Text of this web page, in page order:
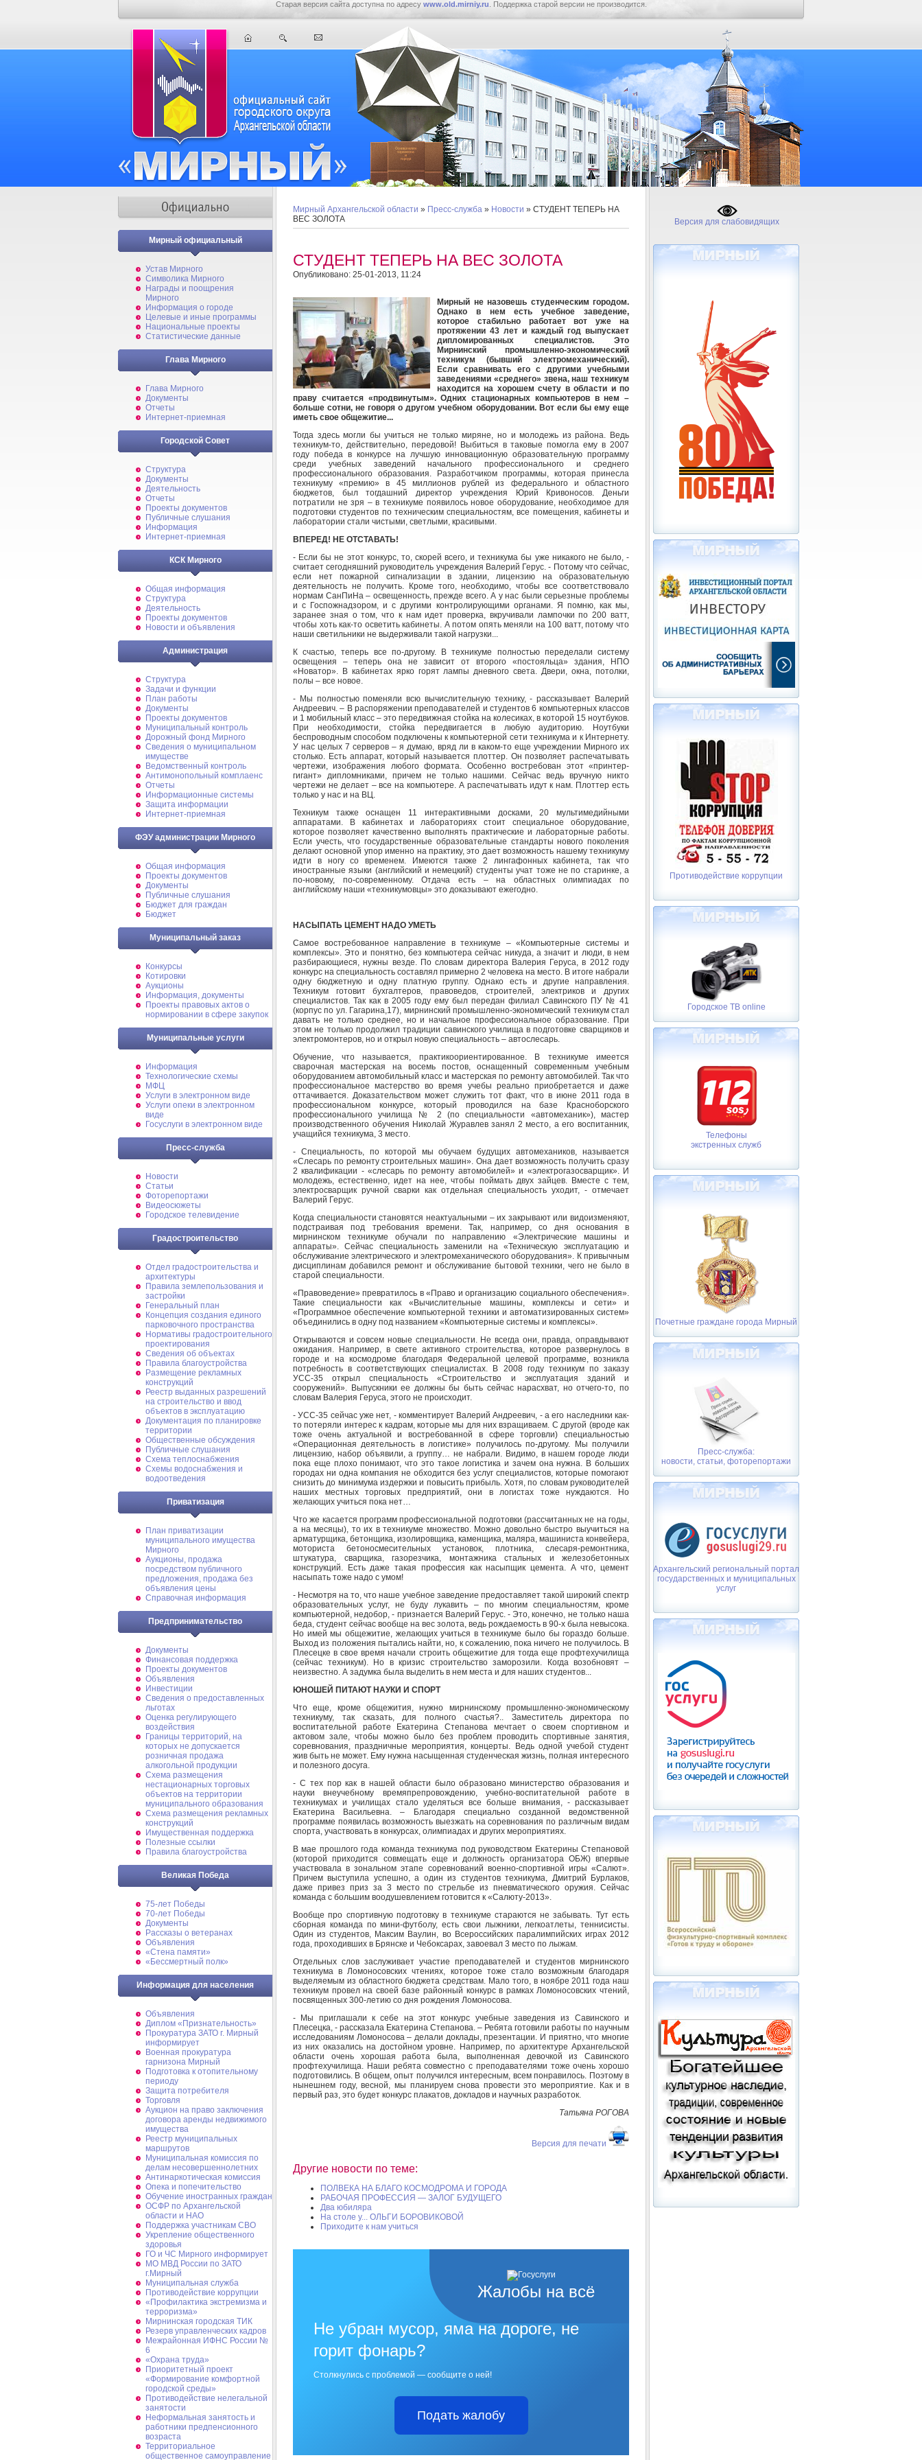
Старая версия сайта доступна по адресу www.old.mirniy.ru . Поддержка старой версии не производится.
Мирный официальный
Устав Мирного
Символика Мирного
Награды и поощрения
Мирного
Информация о городе
Целевые и иные программы
Национальные проекты
Статистические данные
Глава Мирного
Глава Мирного
Документы
Отчеты
Интернет-приемная
Городской Совет
Структура
Документы
Деятельность
Отчеты
Проекты документов
Публичные слушания
Информация
Интернет-приемная
КСК Мирного
Общая информация
Структура
Деятельность
Проекты документов
Новости и объявления
Администрация
Структура
Задачи и функции
План работы
Документы
Проекты документов
Муниципальный контроль
Дорожный фонд Мирного
Cведения о муниципальном
имуществе
Ведомственный контроль
Антимонопольный комплаенс
Отчеты
Информационные системы
Защита информации
Интернет-приемная
ФЭУ администрации Мирного
Общая информация
Проекты документов
Документы
Публичные слушания
Бюджет для граждан
Бюджет
Муниципальный заказ
Конкурсы
Котировки
Аукционы
Информация, документы
Проекты правовых актов о
нормировании в сфере закупок
Муниципальные услуги
Информация
Технологические схемы
МФЦ
Услуги в электронном виде
Услуги опеки в электронном
виде
Госуслуги в электронном виде
Пресс-служба
Новости
Статьи
Фоторепортажи
Видеосюжеты
Городское телевидение
Градостроительство
Отдел градостроительства и
архитектуры
Правила землепользования и
застройки
Генеральный план
Концепция создания единого
парковочного пространства
Нормативы градостроительного
проектирования
Сведения об объектах
Правила благоустройства
Размещение рекламных
конструкций
Реестр выданных разрешений
на строительство и ввод
объектов в эксплуатацию
Документация по планировке
территории
Общественные обсуждения
Публичные слушания
Схема теплоснабжения
Схемы водоснабжения и
водоотведения
Приватизация
План приватизации
муниципального имущества
Мирного
Аукционы, продажа
посредством публичного
предложения, продажа без
объявления цены
Справочная информация
Предпринимательство
Документы
Финансовая поддержка
Проекты документов
Объявления
Инвестиции
Сведения о предоставленных
льготах
Оценка регулирующего
воздействия
Границы территорий, на
которых не допускается
розничная продажа
алкогольной продукции
Схема размещения
нестационарных торговых
объектов на территории
муниципального образования
Схема размещения рекламных
конструкций
Имущественная поддержка
Полезные ссылки
Правила благоустройства
Великая Победа
75-лет Победы
70-лет Победы
Документы
Рассказы о ветеранах
Объявления
«Стена памяти»
«Бессмертный полк»
Информация для населения
Объявления
Диплом «Признательность»
Прокуратура ЗАТО г. Мирный
информирует
Военная прокуратура
гарнизона Мирный
Подготовка к отопительному
периоду
Защита потребителя
Торговля
Аукцион на право заключения
договора аренды недвижимого
имущества
Реестр муниципальных
маршрутов
Муниципальная комиссия по
делам несовершеннолетних
Антинаркотическая комиссия
Опека и попечительство
Обучение иностранных граждан
ОСФР по Архангельской
области и НАО
Поддержка участникам СВО
Укрепление общественного
здоровья
ГО и ЧС Мирного информирует
МО МВД России по ЗАТО
г.Мирный
Муниципальная cлужба
Противодействие коррупции
«Профилактика экстремизма и
терроризма»
Мирнинская городская ТИК
Резерв управленческих кадров
Межрайонная ИФНС России №
6
«Охрана труда»
Приоритетный проект
«Формирование комфортной
городской среды»
Противодействие нелегальной
занятости
Неформальная занятость и
работники предпенсионного
возраста
Территориальное
общественное самоуправление
Мирный Архангельской области » Пресс-служба » Новости » СТУДЕНТ ТЕПЕРЬ НА
ВЕС ЗОЛОТА
СТУДЕНТ ТЕПЕРЬ НА ВЕС ЗОЛОТА
Опубликовано: 25-01-2013, 11:24
Мирный не назовешь студенческим городом.
Однако в нем есть учебное заведение,
которое стабильно работает вот уже на
протяжении 43 лет и каждый год выпускает
дипломированных специалистов. Это
Мирнинский промышленно-экономический
техникум (бывший электромеханический).
Если сравнивать его с другими учебными
заведениями «среднего» звена, наш техникум
находится на хорошем счету в области и по
праву считается «продвинутым». Одних стационарных компьютеров в нем –
больше сотни, не говоря о другом учебном оборудовании. Вот если бы ему еще
иметь свое общежитие...
Тогда здесь могли бы учиться не только миряне, но и молодежь из района. Ведь
техникум-то, действительно, передовой! Выбиться в таковые помогла ему в 2007
году победа в конкурсе на лучшую инновационную образовательную программу
среди учебных заведений начального профессионального и среднего
профессионального образования. Разработчиком программы, которая принесла
техникуму «премию» в 45 миллионов рублей из федерального и областного
бюджетов, был тогдашний директор учреждения Юрий Кривоносов. Деньги
потратили не зря – в техникуме появилось новое оборудование, необходимое для
подготовки студентов по техническим специальностям, все помещения, кабинеты и
лаборатории стали чистыми, светлыми, красивыми.
ВПЕРЕД! НЕ ОТСТАВАТЬ!
- Если бы не этот конкурс, то, скорей всего, и техникума бы уже никакого не было, -
считает сегодняшний руководитель учреждения Валерий Герус. - Потому что сейчас,
если нет пожарной сигнализации в здании, лицензию на образовательную
деятельность не получить. Кроме того, необходимо, чтобы все соответствовало
нормам СанПиНа – освещенность, прежде всего. А у нас были серьезные проблемы
и с Госпожнадзором, и с другими контролирующими органами. Я помню, как мы,
заранее зная о том, что к нам идет проверка, вкручивали лампочки по 200 ватт,
чтобы хоть как-то осветить кабинеты. А потом опять меняли на 100 ватт, потому что
наши светильники не выдерживали такой нагрузки...
К счастью, теперь все по-другому. В техникуме полностью переделали систему
освещения – теперь она не зависит от второго «постояльца» здания, НПО
«Новатор». В кабинетах ярко горят лампы дневного света. Двери, окна, потолки,
полы – все новое.
- Мы полностью поменяли всю вычислительную технику, - рассказывает Валерий
Андреевич. – В распоряжении преподавателей и студентов 6 компьютерных классов
и 1 мобильный класс – это передвижная стойка на колесиках, в которой 15 ноутбуков.
При необходимости, стойка передвигается в любую аудиторию. Ноутбуки
беспроводным способом подключены к компьютерной сети техникума и к Интернету.
У нас целых 7 серверов – я думаю, вряд ли в каком-то еще учреждении Мирного их
столько. Есть аппарат, который называется плоттер. Он позволяет распечатывать
чертежи, изображения любого формата. Особенно востребован этот «принтер-
гигант» дипломниками, причем не только нашими. Сейчас ведь вручную никто
чертежи не делает – все на компьютере. А распечатывать идут к нам. Плоттер есть
только у нас и на ВЦ.
Техникум также оснащен 11 интерактивными досками, 20 мультимедийными
аппаратами. В кабинетах и лабораториях стоит специальное оборудование,
которое позволяет качественно выполнять практические и лабораторные работы.
Если учесть, что государственные образовательные стандарты нового поколения
делают основной упор именно на практику, это дает возможность нашему техникуму
идти в ногу со временем. Имеются также 2 лингафонных кабинета, так что
иностранные языки (английский и немецкий) студенты учат тоже не по старинке, а
по-новому, по-современному. Отдача есть – на областных олимпиадах по
английскому наши «техникумовцы» это доказывают ежегодно.
НАСЫПАТЬ ЦЕМЕНТ НАДО УМЕТЬ
Самое востребованное направление в техникуме – «Компьютерные системы и
комплексы». Это и понятно, без компьютера сейчас никуда, а значит и люди, в нем
разбирающиеся, нужны везде. По словам директора Валерия Геруса, в 2012 году
конкурс на специальность составлял примерно 2 человека на место. В итоге набрали
одну бюджетную и одну платную группу. Однако есть и другие направления.
Техникум готовит бухгалтеров, правоведов, строителей, электриков и других
специалистов. Так как в 2005 году ему был передан филиал Савинского ПУ № 41
(корпус по ул. Гагарина,17), мирнинский промышленно-экономический техникум стал
давать не только среднее, но и начальное профессиональное образование. При
этом не только продолжил традиции савинского училища в подготовке сварщиков и
электромонтеров, но и открыл новую специальность – автослесарь.
Обучение, что называется, практикоориентированное. В техникуме имеется
сварочная мастерская на восемь постов, оснащенный современным учебным
оборудованием автомобильный класс и мастерская по ремонту автомобилей. Так что
профессиональное мастерство во время учебы реально приобретается и даже
оттачивается. Доказательством может служить тот факт, что в июне 2011 года в
профессиональном конкурсе, который проводился на базе Красноборского
профессионального училища № 2 (по специальности «автомеханик»), мастер
производственного обучения Николай Журавлев занял 2 место, а его воспитанник,
учащийся техникума, 3 место.
- Специальность, по которой мы обучаем будущих автомехаников, называется
«Слесарь по ремонту строительных машин». Она дает возможность получить сразу
2 квалификации - «слесарь по ремонту автомобилей» и «электрогазосварщик». И
молодежь, естественно, идет на нее, чтобы поймать двух зайцев. Вместе с тем,
электросварщик ручной сварки как отдельная специальность уходит, - отмечает
Валерий Герус.
Когда специальности становятся неактуальными – их закрывают или видоизменяют,
подстраивая под требования времени. Так, например, со дня основания в
мирнинском техникуме обучали по направлению «Электрические машины и
аппараты». Сейчас специальность заменили на «Техническую эксплуатацию и
обслуживание электрического и электромеханического оборудования». К привычным
дисциплинам добавился ремонт и обслуживание бытовой техники, чего не было в
старой специальности.
«Правоведение» превратилось в «Право и организацию социального обеспечения».
Такие специальности как «Вычислительные машины, комплексы и сети» и
«Программное обеспечение компьютерной техники и автоматизированных систем»
объединились в одну под названием «Компьютерные системы и комплексы».
Открываются и совсем новые специальности. Не всегда они, правда, оправдывают
ожидания. Например, в свете активного строительства, которое развернулось в
городе и на космодроме благодаря Федеральной целевой программе, возникла
потребность в соответствующих специалистах. В 2008 году техникум по заказу
УСС-35 открыл специальность «Строительство и эксплуатация зданий и
сооружений». Выпускники ее должны бы быть сейчас нарасхват, но отчего-то, по
словам Валерия Геруса, этого не происходит.
- УСС-35 сейчас уже нет, - комментирует Валерий Андреевич, - а его наследники как-
то потеряли интерес к кадрам, которые мы для них взращиваем. С другой (вроде как
тоже очень актуальной и востребованной в сфере торговли) специальностью
«Операционная деятельность в логистике» получилось по-другому. Мы получили
лицензию, набор объявили, а группу… не набрали. Видимо, в нашем городе люди
пока еще плохо понимают, что это такое логистика и зачем она нужна. В больших
городах ни одна компания не обходится без услуг специалистов, которые помогают
снизить до минимума издержки и повысить прибыль. Хотя, по словам руководителей
наших местных торговых предприятий, они в логистах тоже нуждаются. Но
желающих учиться пока нет…
Что же касается программ профессиональной подготовки (рассчитанных не на годы,
а на месяцы), то их в техникуме множество. Можно довольно быстро выучиться на
арматурщика, бетонщика, изолировщика, каменщика, маляра, машиниста конвейера,
моториста бетоносмесительных установок, плотника, слесаря-ремонтника,
штукатура, сварщика, газорезчика, монтажника стальных и железобетонных
конструкций. Есть даже такая профессия как насыпщик цемента. А что, цемент
насыпать тоже надо с умом!
- Несмотря на то, что наше учебное заведение предоставляет такой широкий спектр
образовательных услуг, не буду лукавить – по многим специальностям, кроме
компьютерной, недобор, - признается Валерий Герус. - Это, конечно, не только наша
беда, студент сейчас вообще на вес золота, ведь рождаемость в 90-х была невысока.
Но имей мы общежитие, желающих учиться в техникуме было бы гораздо больше.
Выход из положения пытались найти, но, к сожалению, пока ничего не получилось. В
Плесецке в свое время начали строить общежитие для тогда еще профтехучилища
(сейчас техникум). Но в кризис строительство заморозили. Когда возобновят –
неизвестно. А задумка была выделить в нем места и для наших студентов...
ЮНОШЕЙ ПИТАЮТ НАУКИ И СПОРТ
Что еще, кроме общежития, нужно мирнинскому промышленно-экономическому
техникуму, так сказать, для полного счастья?.. Заместитель директора по
воспитательной работе Екатерина Степанова мечтает о своем спортивном и
актовом зале, чтобы можно было без проблем проводить спортивные занятия,
соревнования, праздничные мероприятия, концерты. Ведь одной учебой студент
жив быть не может. Ему нужна насыщенная студенческая жизнь, полная интересного
и полезного досуга.
- С тех пор как в нашей области было образовано министерство образования и
науки внеучебному времяпрепровождению, учебно-воспитательной работе в
техникумах и училищах стало уделяться все больше внимания, - рассказывает
Екатерина Васильевна. – Благодаря специально созданной ведомственной
программе появилась возможность выезжать на соревнования по различным видам
спорта, участвовать в конкурсах, олимпиадах и других мероприятиях.
В мае прошлого года команда техникума под руководством Екатерины Степановой
(которой приходится совмещать еще и должность организатора ОБЖ) впервые
участвовала в зональном этапе соревнований военно-спортивной игры «Салют».
Причем выступила успешно, а один из студентов техникума, Дмитрий Бурлаков,
даже привез приз за 3 место по стрельбе из пневматического оружия. Сейчас
команда с большим воодушевлением готовится к «Салюту-2013».
Вообще про спортивную подготовку в техникуме стараются не забывать. Тут есть
сборная команда по мини-футболу, есть свои лыжники, легкоатлеты, теннисисты.
Один из студентов, Максим Ваулин, во Всероссийских паралимпийских играх 2012
года, проходивших в Брянске и Чебоксарах, завоевал 3 место по лыжам.
Отдельных слов заслуживает участие преподавателей и студентов мирнинского
техникума в Ломоносовских чтениях, которое тоже стало возможным благодаря
выделяемым из областного бюджета средствам. Мало того, в ноябре 2011 года наш
техникум провел на своей базе районный конкурс в рамках Ломоносовских чтений,
посвященных 300-летию со дня рождения Ломоносова.
- Мы приглашали к себе на этот конкурс учебные заведения из Савинского и
Плесецка, - рассказала Екатерина Степанова. – Ребята готовили работы по научным
исследованиям Ломоносова – делали доклады, презентации. И приятно, что многие
из них оказались на достойном уровне. Например, по архитектуре Архангельской
области очень хорошая работа была, выполненная девочкой из Савинского
профтехучилища. Наши ребята совместно с преподавателями тоже очень хорошо
подготовились. В общем, опыт получился интересным, всем понравилось. Поэтому в
нынешнем году, весной, мы планируем снова провести это мероприятие. Как и в
первый раз, это будет конкурс плакатов, докладов и научных разработок.
Татьяна РОГОВА
Версия для печати
Другие новости по теме:
ПОЛВЕКА НА БЛАГО КОСМОДРОМА И ГОРОДА
РАБОЧАЯ ПРОФЕССИЯ — ЗАЛОГ БУДУЩЕГО
Два юбиляра
На столе у... ОЛЬГИ БОРОВИКОВОЙ
Приходите к нам учиться
Жалобы на всё
Не убран мусор, яма на дороге, не
горит фонарь?
Столкнулись с проблемой — сообщите о ней!
Подать жалобу
Версия для слабовидящих
Противодействие коррупции
Городское ТВ online
Телефоны
экстренных служб
Почетные граждане города Мирный
Пресс-служба:
новости, статьи, фоторепортажи
Архангельский региональный портал
государственных и муниципальных
услуг